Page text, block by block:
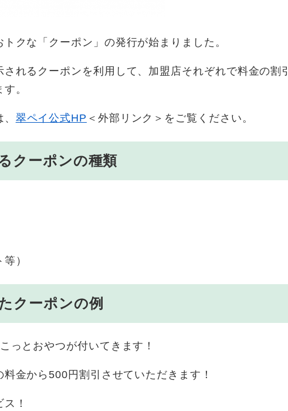
クな「クーポン」の発行が始まりました。
れるクーポンを利用して、加盟店それぞれで料金の割引
。
翠ペイ公式HP ＜外部リンク＞ をご覧ください。
クーポンの種類
）
クーポンの例
っとおやつが付いてきます！
金から500円割引させていただきます！
！